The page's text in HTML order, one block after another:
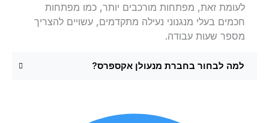
לעומת זאת, מפתחות מורכבים יותר, כמו מפתחות
חכמים בעלי מנגנוני נעילה מתקדמים, עשויים להצריך
מספר שעות עבודה.
למה לבחור בחברת מנעולן אקספרס?